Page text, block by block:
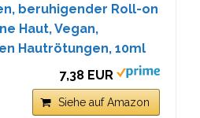
beruhigender Roll-on
Haut, Vegan,
Hautrötungen, 10ml
7,38 EUR
Siehe auf Amazon